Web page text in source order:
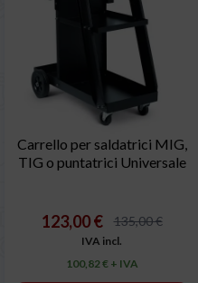
Carrello per saldatrici MIG,
TIG o puntatrici Universale
123,00 € 135,00 €
IVA incl.
100,82 € + IVA